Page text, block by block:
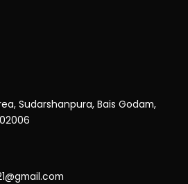
Sudarshanpura, Bais Godam,